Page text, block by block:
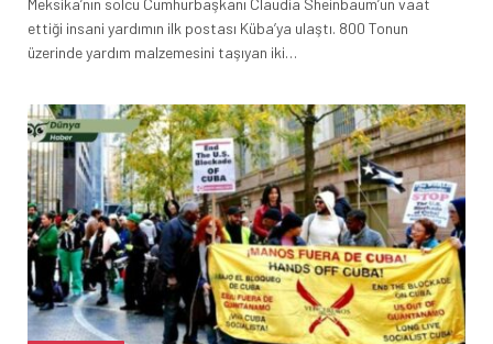
ettiği insani yardımın ilk postası Küba’ya ulaştı. 800 Tonun
üzerinde yardım malzemesini taşıyan iki…